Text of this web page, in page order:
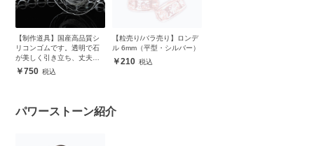
【制作道具】国産高品質シ
リコンゴムです。透明で石
が美しく引き立ち、丈夫で
安心750
【粒売り/バラ売り】ロンデ
ル 6mm（平型・シルバー）
210
パワーストーン紹介